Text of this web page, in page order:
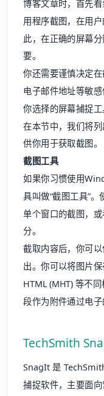
博客文章时，首先
用程序截图，在用
此，在正确的屏幕
要。
你还需要谨慎决定
电子邮件地址等敏感
你选择的屏幕捕捉工
在本节中，我们将列
供你用于获取截图。
截图工具
如果你习惯使用
具叫做“截图工具”。
单个窗口的截图，
分。
截取内容后，你可
出。你可以将图片保
HTML (MHT) 等不
段作为附件通过电子
TechSmith
SnagIt 是
捕捉软件，主要面